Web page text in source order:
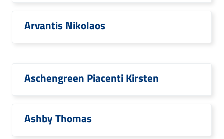
Arvantis Nikolaos
Aschengreen Piacenti Kirsten
Ashby Thomas